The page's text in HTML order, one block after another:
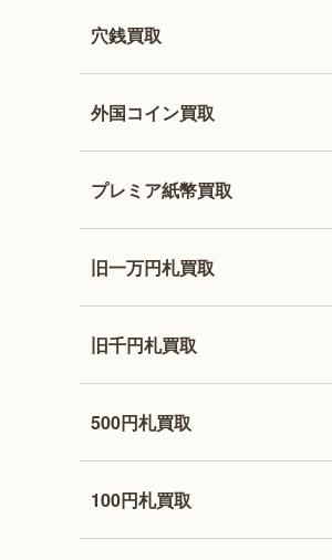
穴銭買取
外国コイン買取
プレミア紙幣買取
旧一万円札買取
旧千円札買取
500円札買取
100円札買取